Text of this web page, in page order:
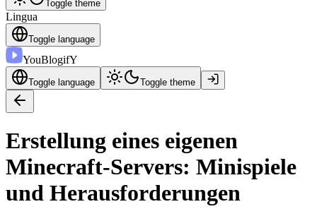
Toggle theme
Lingua
Toggle language
YouBlogifY
Toggle language Toggle theme
Erstellung eines eigenen
Minecraft-Servers: Minispiele
und Herausforderungen